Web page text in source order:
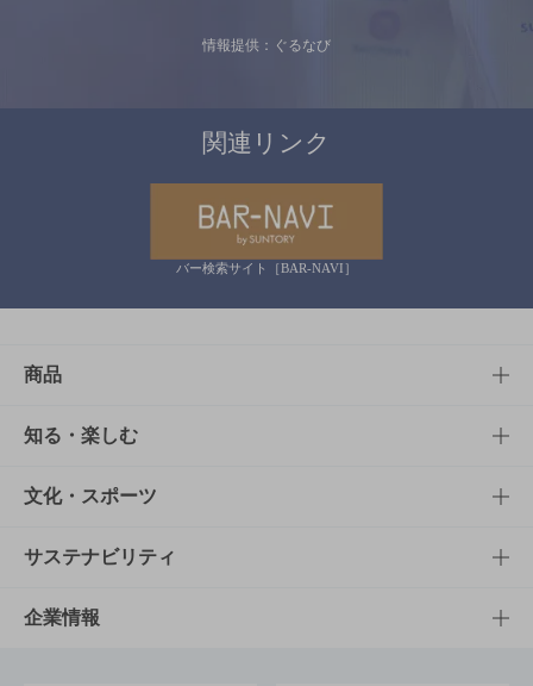
情報提供：ぐるなび
関連リンク
バー検索サイト［BAR-NAVI］
商品
商品TOP
商品一覧
商品発売情報
栄養成分一覧
知る・楽しむ
知る・楽しむTOP
キャンペーン
工場見学
文化・スポーツ
文化・スポーツTOP
サントリーホール
サステナビリティ
サステナビリティTOP
企業情報